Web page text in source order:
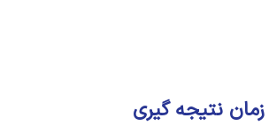
زمان نتیجه گیری